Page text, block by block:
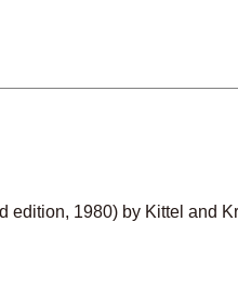
edition, 1980) by Kittel and